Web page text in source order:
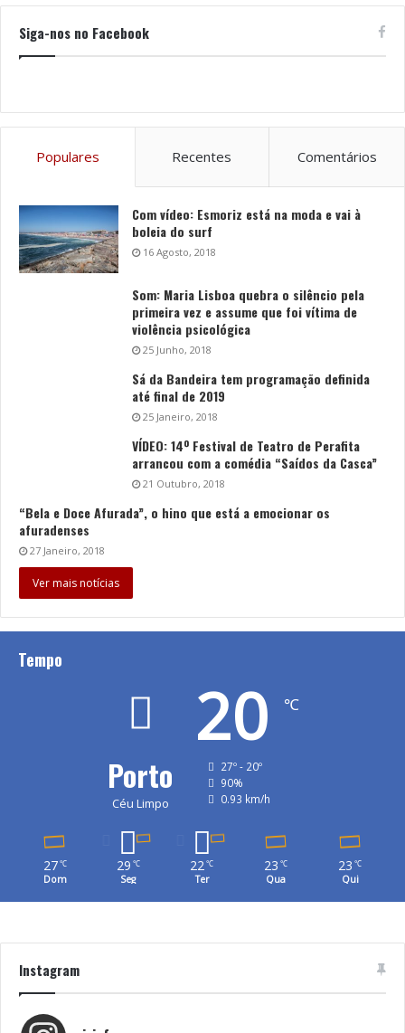
Siga-nos no Facebook
Populares Recentes Comentários
Com vídeo: Esmoriz está na moda e vai à
boleia do surf
16 Agosto, 2018
Som: Maria Lisboa quebra o silêncio pela
primeira vez e assume que foi vítima de
violência psicológica
25 Junho, 2018
Sá da Bandeira tem programação definida
até final de 2019
25 Janeiro, 2018
VÍDEO: 14º Festival de Teatro de Perafita
arrancou com a comédia “Saídos da Casca”
21 Outubro, 2018
“Bela e Doce Afurada”, o hino que está a emocionar os
afuradenses
27 Janeiro, 2018
Ver mais notícias
Tempo
Porto
Céu Limpo
20 ℃
27º - 20º
90%
0.93 km/h
27 ℃
Dom
29 ℃
Seg
22℃
Ter
23 ℃
Qua
23 ℃
Qui
Instagram